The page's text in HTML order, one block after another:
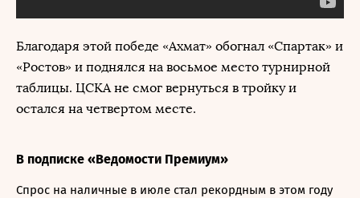
Благодаря этой победе «Ахмат» обогнал «Спартак» и
«Ростов» и поднялся на восьмое место турнирной
таблицы. ЦСКА не смог вернуться в тройку и
остался на четвертом месте.
В подписке «Ведомости Премиум»
Спрос на наличные в июле стал рекордным в этом году